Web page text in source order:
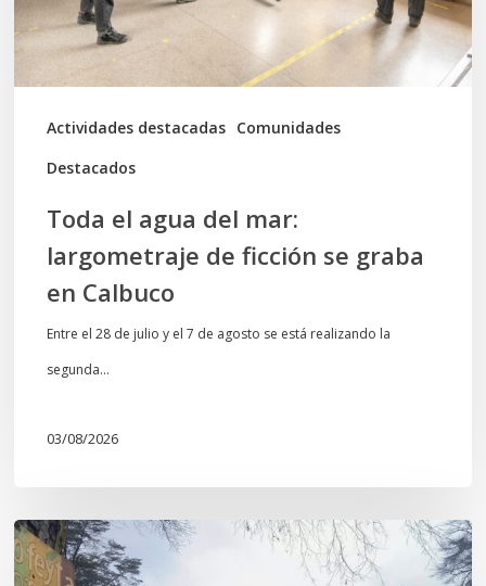
Actividades destacadas Comunidades
Destacados
de
ficción
se
graba
Toda el agua del mar:
largometraje de ficción se graba
en Calbuco
Entre el 28 de julio y el 7 de agosto se está realizando la
segunda…
03/08/2026
En
defensa